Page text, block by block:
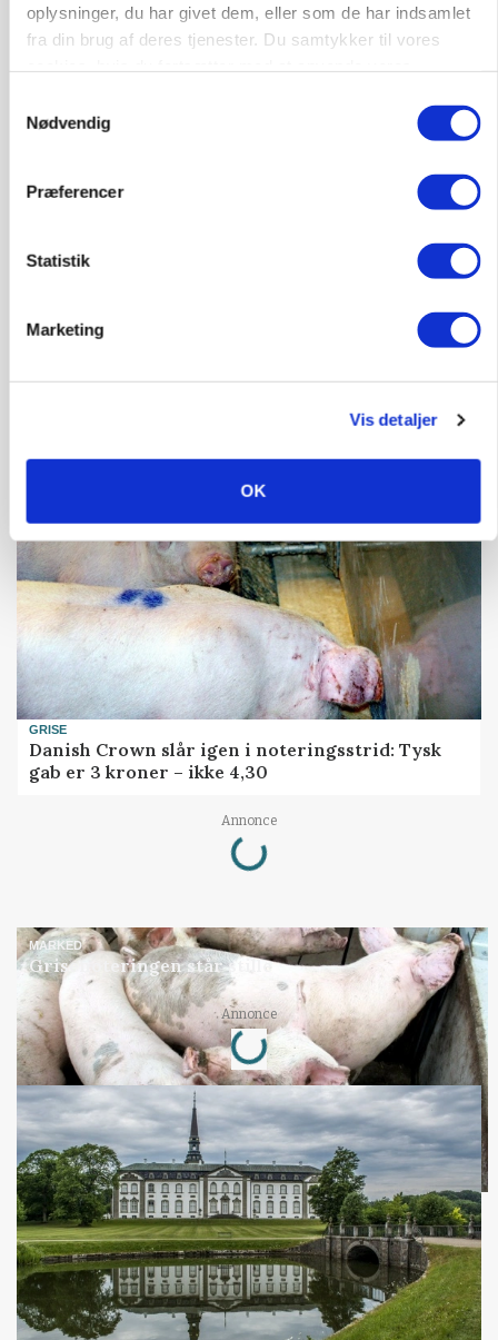
oplysninger, du har givet dem, eller som de har indsamlet
fra din brug af deres tjenester. Du samtykker til vores
Nødvendig
Præferencer
Statistik
Marketing
Vis detaljer
OK
MASKINER
Markvandring sætter fokus på elefantgræs
GRISE
Danish Crown slår igen i noteringsstrid: Tysk
gab er 3 kroner – ikke 4,30
Annonce
Loading...
MARKED
Grisenoteringen står stille
Annonce
Loading...